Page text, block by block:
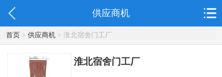
供应商机
首页> 供应商机> 淮北宿舍门工厂
淮北宿舍门工厂